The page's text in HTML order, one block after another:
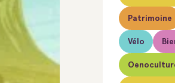
Patrimoine
Vélo